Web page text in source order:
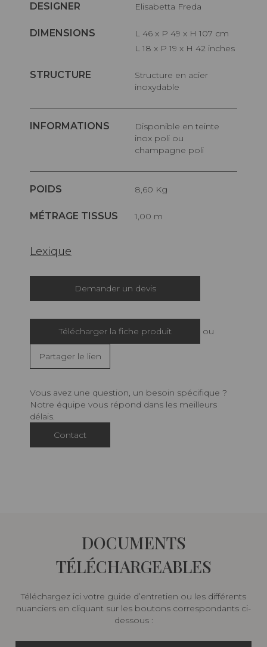
DESIGNER Elisabetta Freda
DIMENSIONS
L 46 x P 49 x H 107 cm
L 18 x P 19 x H 42 inches
STRUCTURE
Structure en acier
inoxydable
INFORMATIONS
Disponible en teinte
inox poli ou
champagne poli
POIDS 8,60 Kg
MÉTRAGE TISSUS 1,00 m
Lexique
Demander un devis
Télécharger la fiche produit ou
Partager le lien
Vous avez une question, un besoin spécifique ?
Notre équipe vous répond dans les meilleurs
délais.
Contact
DOCUMENTS
TÉLÉCHARGEABLES
Téléchargez ici votre guide d’entretien ou les différents
nuanciers en cliquant sur les boutons correspondants ci-
dessous :